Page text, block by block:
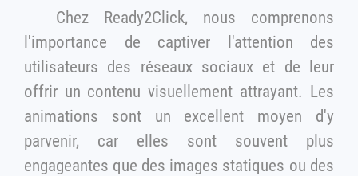
Chez Ready2Click, nous comprenons
l'importance de captiver l'attention des
utilisateurs des réseaux sociaux et de leur
offrir un contenu visuellement attrayant. Les
animations sont un excellent moyen d'y
parvenir, car elles sont souvent plus
engageantes que des images statiques ou des